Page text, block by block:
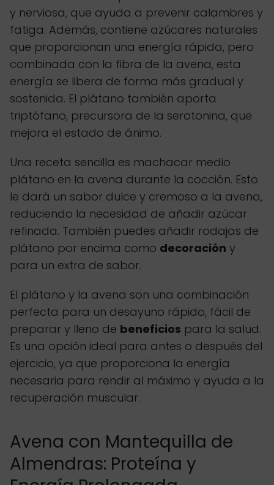
y nerviosa, que ayuda a prevenir calambres y
fatiga. Además, contiene azúcares naturales
que proporcionan una energía rápida, pero
combinada con la fibra de la avena, esta
energía se libera de forma más gradual y
sostenida. El plátano también aporta
triptófano, precursora de la serotonina, que
mejora el estado de ánimo.
Una receta sencilla es machacar medio
plátano en la avena durante la cocción. Esto
le dará un sabor dulce y cremoso a la avena,
reduciendo la necesidad de añadir azúcar
refinada. También puedes añadir rodajas de
plátano por encima como decoración y
para un extra de sabor.
El plátano y la avena son una combinación
perfecta para un desayuno rápido, fácil de
preparar y lleno de beneficios para la salud.
Es una opción ideal para antes o después del
ejercicio, ya que proporciona la energía
necesaria para rendir al máximo y ayuda a la
recuperación muscular.
Avena con Mantequilla de
Almendras: Proteína y